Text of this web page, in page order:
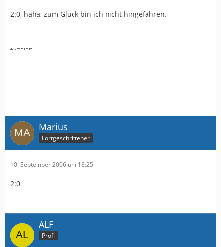
2:0, haha, zum Glück bin ich nicht hingefahren.
Marius
Fortgeschrittener
10. September 2006 um 18:25
2:0
ALF
Profi